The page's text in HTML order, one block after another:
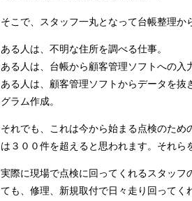
そこで、スタッフ一丸となって台帳整理か
ある人は、不明な住所を調べる仕事。
ある人は、台帳から顧客管理ソフトへの入
ある人は、顧客管理ソフトからデータを
グラム作成。
それでも、これは今から始まる点検のた
は３００件を超えると思われます。それら
実際に現場で点検に回ってくれるスタッフ
ても、修理、新規取付で日々走り回って